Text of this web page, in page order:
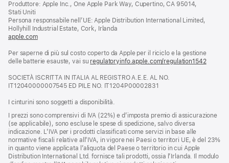
finestra)
Produttore: Apple Inc., One Apple Park Way, Cupertino, CA 95014,
Stati Uniti
Persona responsabile nell’UE: Apple Distribution International Limited,
Hollyhill Industrial Estate, Cork, Irlanda
apple.com(si
una
nuova
Per saperne di più sul costo coperto da Apple per il riciclo e la gestione
delle batterie esauste, vai su regulatoryinfo.apple.com/regulation1542(si
SOCIETÀ ISCRITTA IN ITALIA AL REGISTRO A.E.E. AL NO.
IT12040000007545 ED PILE NO. IT1204P00002831
I cinturini sono soggetti a disponibilità.
I prezzi sono comprensivi di IVA (22%) e d’imposta premio di assicurazione
(se applicabile), sono escluse le spese di spedizione, salvo diversa
indicazione. L’IVA per i prodotti classificati come servizi in base alle
normative fiscali relative all’IVA, in vigore nei Paesi o territori UE, è del 23%
in quanto viene applicata l’aliquota del Paese o territorio in cui Apple
Distribution International Ltd. fornisce tali prodotti, ossia l’Irlanda. Il modulo